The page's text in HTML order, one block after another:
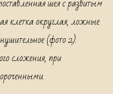
клетка округлая, ложные
(фото 2).
сложения, при